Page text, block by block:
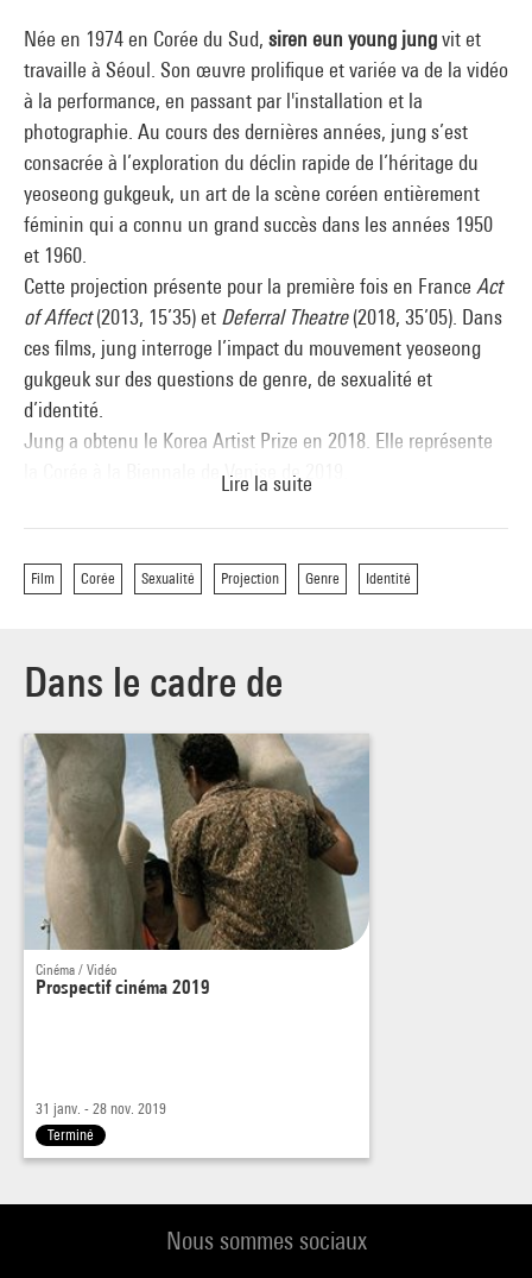
Née en 1974 en Corée du Sud, siren eun young jungvit et
travaille à Séoul. Son œuvre prolifique et variée va de la vidéo
à la performance, en passant par l'installation et la
photographie. Au cours des dernières années, jung s’est
consacrée à l’exploration du déclin rapide de l’héritage du
yeoseong gukgeuk, un art de la scène coréen entièrement
féminin qui a connu un grand succès dans les années 1950
et 1960.
Cette projection présente pour la première fois en France Act
of Affect(2013, 15’35) et Deferral Theatre(2018, 35’05). Dans
ces films, jung interroge l’impact du mouvement yeoseong
gukgeuk sur des questions de genre, de sexualité et
d’identité.
Jung a obtenu le Korea Artist Prize en 2018. Elle représente
la Corée à la Biennale de Venise de 2019.
Séance suivie d’une discussion entre l’artiste et Yung Ma
(conservateur, Centre Pompidou).
Lire la suite
Film Corée Sexualité Projection Genre Identité
Dans le cadre de
Cinéma / Vidéo
Prospectif cinéma 2019
31 janv. - 28 nov. 2019
Terminé
Nous sommes sociaux